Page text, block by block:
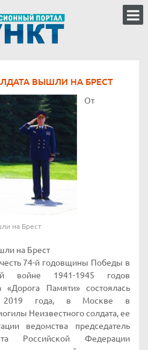
ВЫШЛИ НА БРЕСТ
на Брест
От
на Брест
74-й годовщины Победы в
войне 1941-1945 годов
«Дорога Памяти» состоялась
2019 года, в Москве в
Неизвестного солдата, ее
ведомства председатель
Российской Федерации